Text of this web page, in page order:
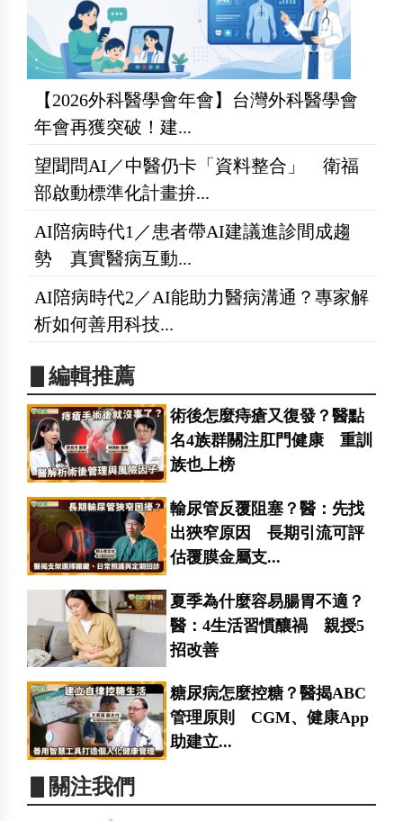
【2026外科醫學會年會】台灣外科醫學會
年會再獲突破！建...
望聞問AI／中醫仍卡「資料整合」 衛福
部啟動標準化計畫拚...
AI陪病時代1／患者帶AI建議進診間成趨
勢 真實醫病互動...
AI陪病時代2／AI能助力醫病溝通？專家解
析如何善用科技...
▋編輯推薦
術後怎麼痔瘡又復發？醫點
名4族群關注肛門健康 重訓
族也上榜
輸尿管反覆阻塞？醫：先找
出狹窄原因 長期引流可評
估覆膜金屬支...
夏季為什麼容易腸胃不適？
醫：4生活習慣釀禍 親授5
招改善
糖尿病怎麼控糖？醫揭ABC
管理原則 CGM、健康App
助建立...
▋關注我們